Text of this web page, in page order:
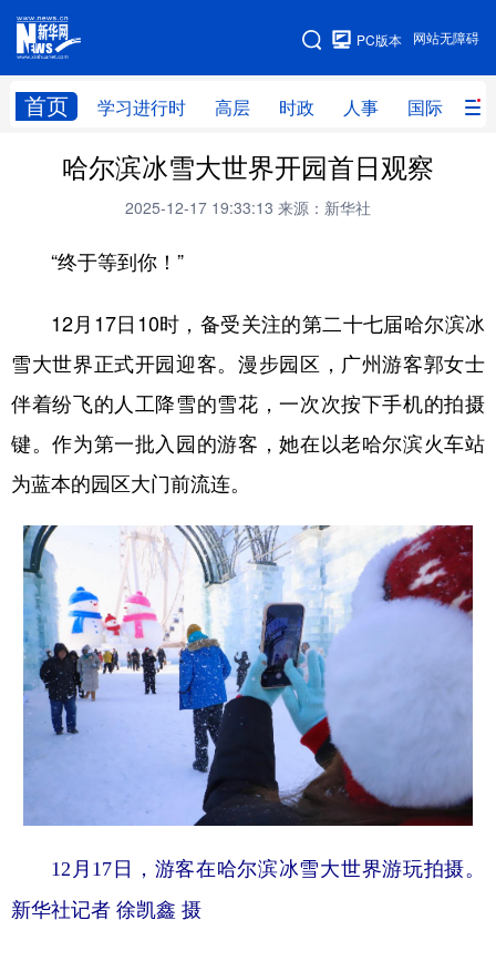
网站无障碍
PC版本
首页 学习进行时 高层 时政 人事 国际 财
网站地图
学习进行时 高层 时政 人事
财经 网评
台湾 思客智库
文化 书画 健康 军事
访谈 视频 图片 政务
法律 中央文件 金融 汽车
食品 人居
学术中国 乡村振兴 银龄 溯源中国
城市 旅游 能源 会展
彩票 娱乐 时尚
公益 一带一路 亚太网
文化产业
北京 天津 河北 山西
辽宁 吉林
哈尔滨冰雪大世界开园首日观察
2025-12-17 19:33:13 来源：新华社
“终于等到你！”
12月17日10时，备受关注的第二十七届哈尔滨冰
雪大世界正式开园迎客。漫步园区，广州游客郭女士
伴着纷飞的人工降雪的雪花，一次次按下手机的拍摄
键。作为第一批入园的游客，她在以老哈尔滨火车站
为蓝本的园区大门前流连。
12月17日，游客在哈尔滨冰雪大世界游玩拍摄。
新华社记者 徐凯鑫 摄